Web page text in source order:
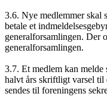
3.6. Nye medlemmer skal
betale et
generalforsamlingen. Der
generalforsamlingen.
3.7. Et medlem kan
halvt års skriftligt varsel til
sendes til foreningens